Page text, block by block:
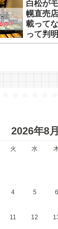
白松が
幌直売
載って
って判
2026年8月
火 水
4 5 6
11 12